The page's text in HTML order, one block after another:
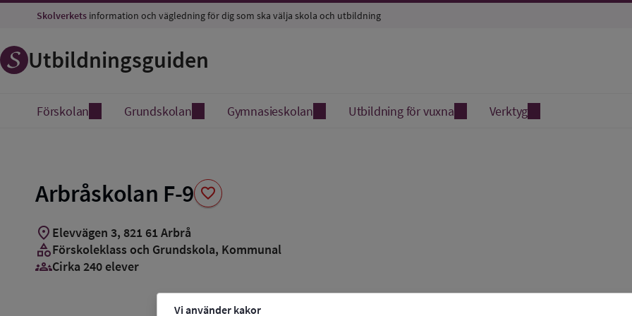
Vi använder kakor
Skolverkets information och vägledning för dig som ska välja skola och utbildning
Utbildningsguiden
Förskolan Grundskolan Gymnasieskolan Utbildning för vuxna Verktyg
Arbråskolan F-9 favorite
Spara
location_on Elevvägen 3, 821 61Arbrå
categoryFörskoleklass och Grundskola, Kommunal
groups_3Cirka 240 elever